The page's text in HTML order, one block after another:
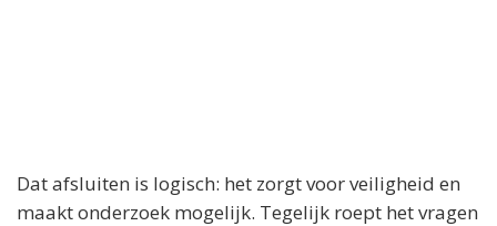
Dat afsluiten is logisch: het zorgt voor veiligheid en
maakt onderzoek mogelijk. Tegelijk roept het vragen